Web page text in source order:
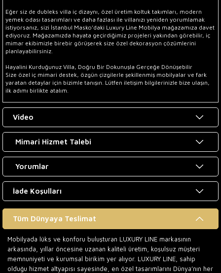
Eğer siz de dubleks villa iç dizaynı, özel üretim koltuk takımları, modern
yemek odası tasarımları ve daha fazlası ile villanızı yeniden yorumlamak
istiyorsanız, sizi İstanbul Masko’daki Luxury Line Mobilya mağazamıza davet
ediyoruz. Mağazamızda hayata geçirdiğimiz projeleri yakından görebilir, iç
mimar ekibimizle birebir görüşerek size özel dekorasyon çözümlerini
planlayabilirsiniz.
Hayalini Kurduğunuz Villa, Doğru Bir Dokunuşla Gerçeğe Dönüşebilir
Size özel iç mimari destek, özgün çizgilerle şekillenmiş mobilyalar ve fark
yaratan detaylar için bizimle tanışın. Lütfen iletişim bilgilerinizle bize ulaşın,
ilk adımı birlikte atalım.
Video
Mimari Hizmet Talebi
Yorumlar
İade Koşulları
Tüm Dünyaya Teslimat
Mobilyada lüks ve konforu buluşturan LUXURY LINE markasının
arkasında, yıllar öncesine uzanan kaliteli üretim, koşulsuz müşteri
memnuniyeti ve kurumsal birikim yer alıyor. LUXURY LINE, sahip
olduğu hizmet altyapısı sayesinde, en özel tasarımlarını Dünya’nın her